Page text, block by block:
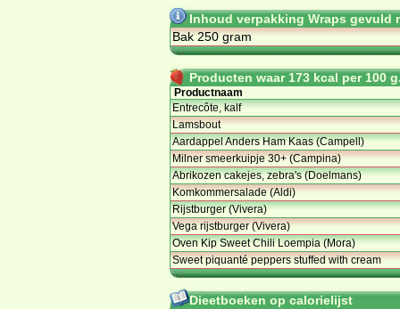
Inhoud verpakking Wraps gevuld
Bak 250 gram
Producten waar 173 kcal per 100
Productnaam
Entrecôte, kalf
Lamsbout
Aardappel Anders Ham Kaas (Campell)
Milner smeerkuipje 30+ (Campina)
Abrikozen cakejes, zebra's (Doelmans)
Komkommersalade (Aldi)
Rijstburger (Vivera)
Vega rijstburger (Vivera)
Oven Kip Sweet Chili Loempia (Mora)
Sweet piquanté peppers stuffed with cream
Dieetboeken op calorielijst